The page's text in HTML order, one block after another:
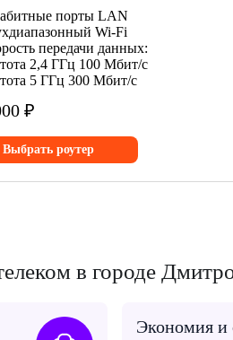
порты LAN
Wi-Fi
передачи данных:
2,4 ГГц 100 Мбит/с
5 ГГц 300 Мбит/с
₽
Выбрать роутер
в городе
Экономия и